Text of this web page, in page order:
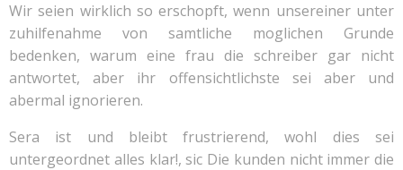
Wir seien wirklich so erschopft, wenn unsereiner unter
zuhilfenahme von samtliche moglichen Grunde
bedenken, warum eine frau die schreiber gar nicht
antwortet, aber ihr offensichtlichste sei aber und
abermal ignorieren.
Sera ist und bleibt frustrierend, wohl dies sei
untergeordnet alles klar!, sic Die kunden nicht immer die